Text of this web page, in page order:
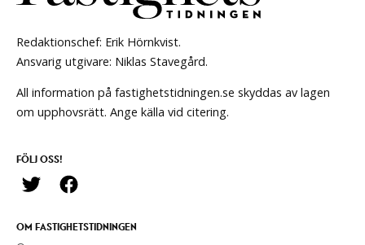
Redaktionschef: Erik Hörnkvist.
Ansvarig utgivare: Niklas Stavegård.
All information på fastighetstidningen.se skyddas av lagen
om upphovsrätt. Ange källa vid citering.
FÖLJ OSS!
OM FASTIGHETSTIDNINGEN